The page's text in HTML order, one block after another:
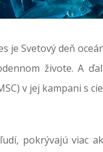
je Svetový deň
živote. A
v jej kampani s
pokrývajú viac